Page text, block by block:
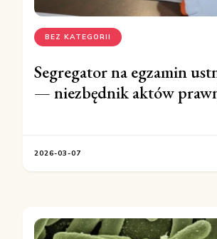
BEZ KATEGORII
Segregator na egzamin
— niezbędnik aktów
2026-03-07